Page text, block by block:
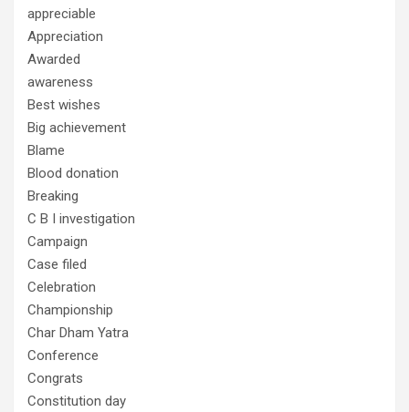
appreciable
Appreciation
Awarded
awareness
Best wishes
Big achievement
Blame
Blood donation
Breaking
C B I investigation
Campaign
Case filed
Celebration
Championship
Char Dham Yatra
Conference
Congrats
Constitution day